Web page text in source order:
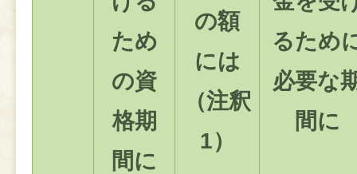
ため
の資
格期
間に
の額
には
（注釈
1）
るため
必要な
間に